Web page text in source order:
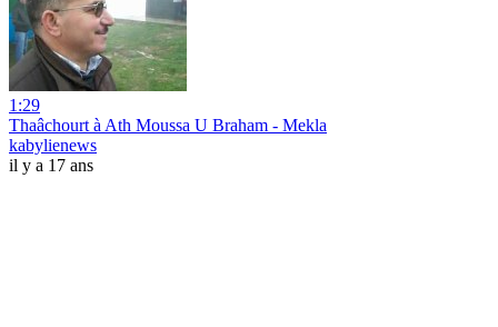
1:29
Thaâchourt à Ath Moussa U Braham - Mekla
kabylienews
il y a 17 ans